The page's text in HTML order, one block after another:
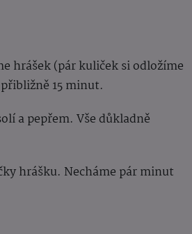
hrášek (pár kuliček si odložíme
15 minut.
a pepřem. Vše důkladně
hrášku. Necháme pár minut